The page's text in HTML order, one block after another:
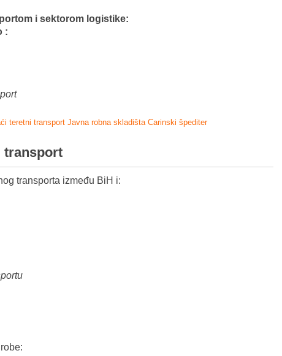
i sektorom logistike:
:
teretni transport Javna robna skladišta Carinski špediter
transport
transporta između BiH i: